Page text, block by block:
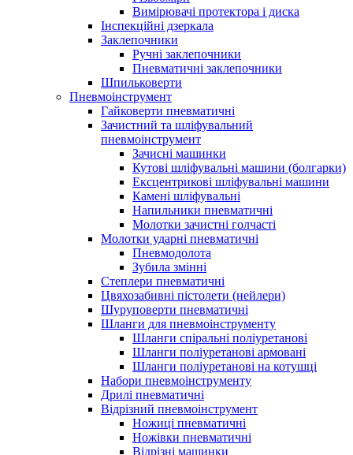
Вимірювачі протектора і диска
Інспекційні дзеркала
Заклепочники
Ручні заклепочники
Пневматичні заклепочники
Шпильковерти
Пневмоінструмент
Гайковерти пневматичні
Зачистний та шліфувальний
пневмоінструмент
Зачисні машинки
Кутові шліфувальні машини (болгарки)
Ексцентрикові шліфувальні машини
Камені шліфувальні
Напильники пневматичні
Молотки зачистні голчасті
Молотки ударні пневматичні
Пневмодолота
Зубила змінні
Степлери пневматичні
Цвяхозабивні пістолети (нейлери)
Шуруповерти пневматичні
Шланги для пневмоінструменту
Шланги спіральні поліуретанові
Шланги поліуретанові армовані
Шланги поліуретанові на котушці
Набори пневмоінструменту
Дрилі пневматичні
Відрізний пневмоінструмент
Ножиці пневматичні
Ножівки пневматичні
Відрізні машинки